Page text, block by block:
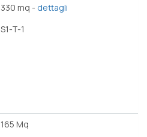
330 mq - dettagli
S1-T-1
165 Mq